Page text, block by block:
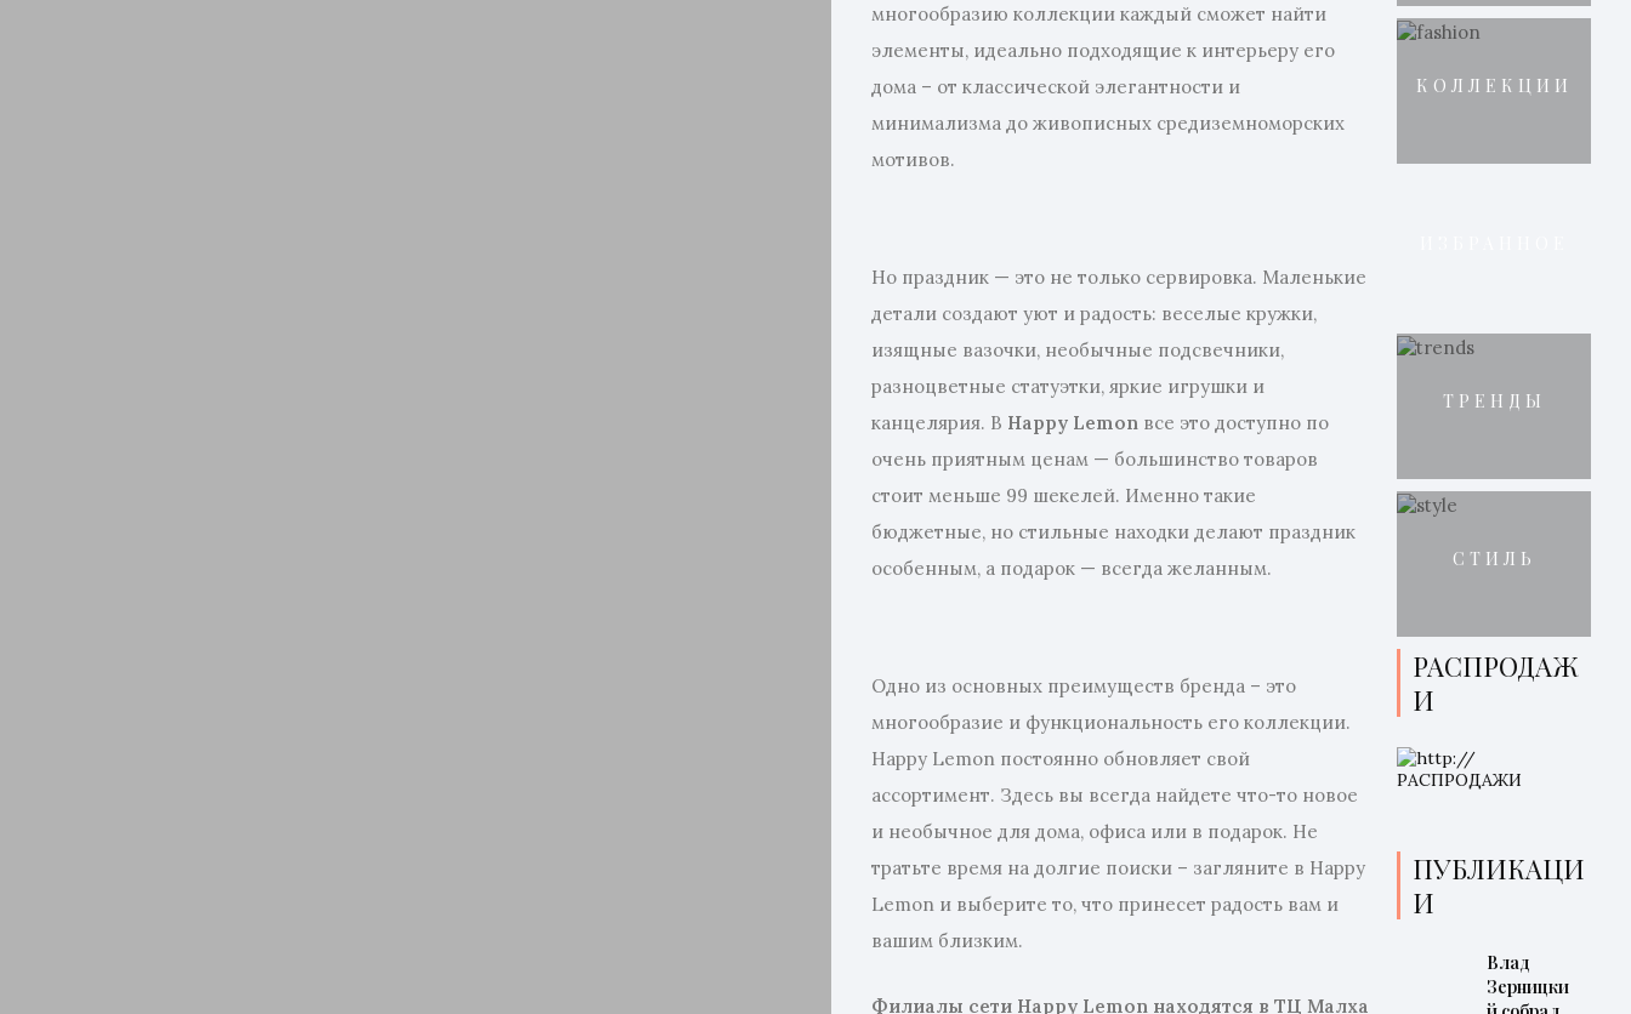
многообразию коллекции каждый сможет найти
элементы, идеально подходящие к интерьеру его
дома – от классической элегантности и
минимализма до живописных средиземноморских
мотивов.
Но праздник — это не только сервировка. Маленькие
детали создают уют и радость: веселые кружки,
изящные вазочки, необычные подсвечники,
разноцветные статуэтки, яркие игрушки и
канцелярия. В Happy Lemon все это доступно по
очень приятным ценам — большинство товаров
стоит меньше 99 шекелей. Именно такие
бюджетные, но стильные находки делают праздник
особенным, а подарок — всегда желанным.
Одно из основных преимуществ бренда – это
многообразие и функциональность его коллекции.
Happy Lemon постоянно обновляет свой
ассортимент. Здесь вы всегда найдете что-то новое
и необычное для дома, офиса или в подарок. Не
тратьте время на долгие поиски – загляните в Happy
Lemon и выберите то, что принесет радость вам и
вашим близким.
Филиалы сети Happy Lemon находятся в ТЦ Малха
КОЛЛЕКЦИИ
ТРЕНДЫ
СТИЛЬ
РАСПРОДАЖ
И
ПУБЛИКАЦИ
И
Влад
Зерницки